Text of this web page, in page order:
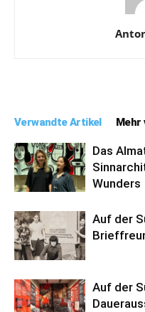
Verwandte Artikel Mehr
Das
Wunders
Auf der
Auf der